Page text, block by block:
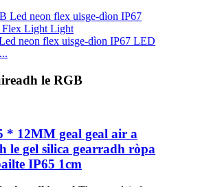
neon flex uisge-dìon IP67 LED
le RGB
* 12MM geal geal air a
le gel silica gearradh ròpa
IP65 1cm